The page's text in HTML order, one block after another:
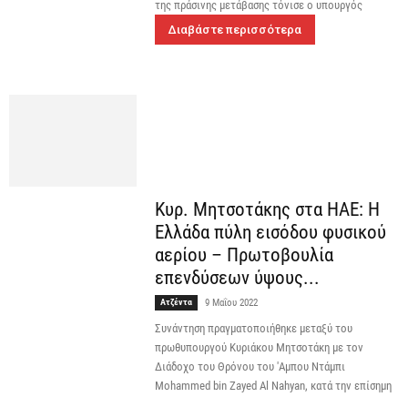
της πράσινης μετάβασης τόνισε ο υπουργός
Διαβάστε περισσότερα
Κυρ. Μητσοτάκης στα ΗΑΕ: Η
Ελλάδα πύλη εισόδου φυσικού
αερίου – Πρωτοβουλία
επενδύσεων ύψους...
Ατζέντα 9 Μαΐου 2022
Συνάντηση πραγματοποιήθηκε μεταξύ του
πρωθυπουργού Κυριάκου Μητσοτάκη με τον
Διάδοχο του Θρόνου του 'Αμπου Ντάμπι
Mohammed bin Zayed Al Nahyan, κατά την επίσημη